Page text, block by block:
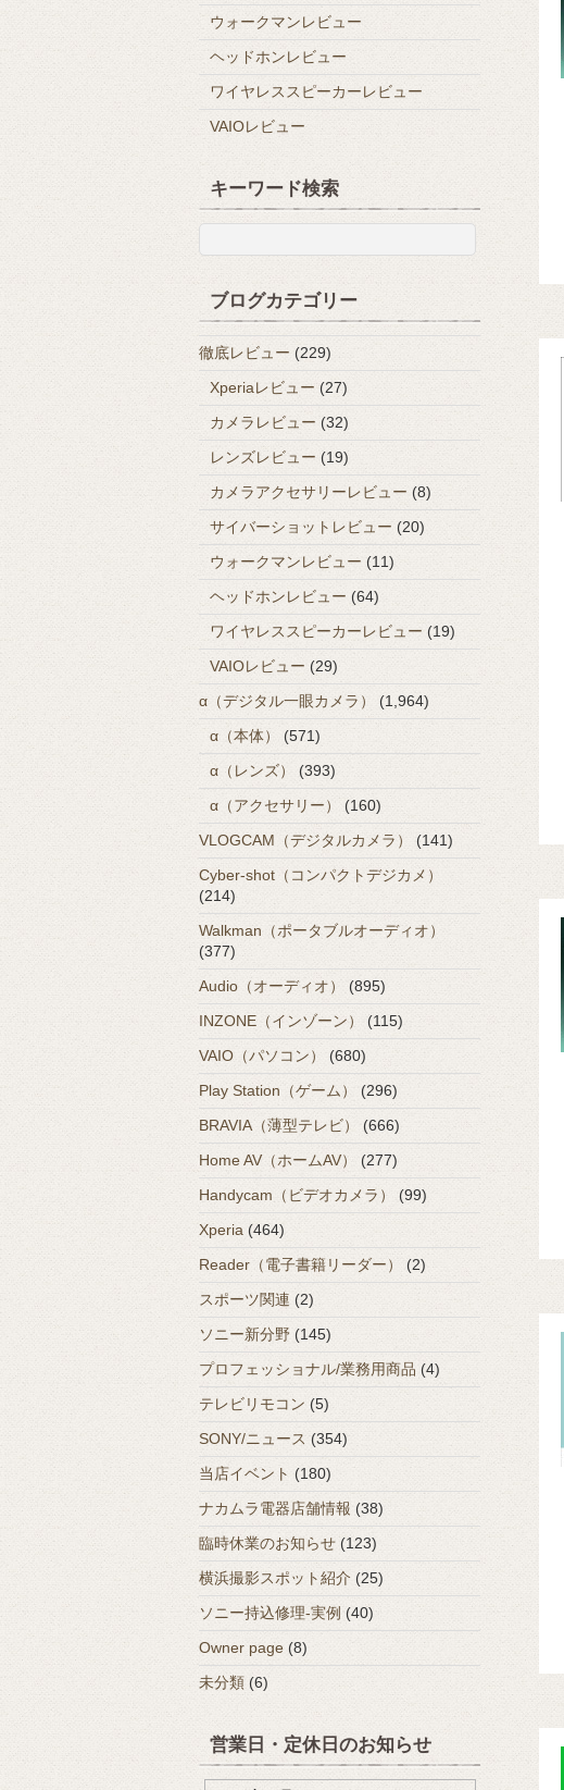
ウォークマンレビュー
ヘッドホンレビュー
ワイヤレススピーカーレビュー
VAIOレビュー
キーワード検索
ブログカテゴリー
徹底レビュー (229)
Xperiaレビュー(27)
カメラレビュー (32)
レンズレビュー (19)
カメラアクセサリーレビュー (8)
サイバーショットレビュー (20)
ウォークマンレビュー (11)
ヘッドホンレビュー (64)
ワイヤレススピーカーレビュー (19)
VAIOレビュー (29)
α（デジタル一眼カメラ）
(1,964)
α（本体）
(571)
α（レンズ）
(393)
α（アクセサリー）
(160)
VLOGCAM（デジタルカメラ）
(141)
Cyber-shot（コンパクトデジカメ）
(214)
Walkman（ポータブルオーディオ）
(377)
Audio（オーディオ）
(895)
INZONE（インゾーン）
(115)
VAIO（パソコン）
(680)
Play Station（ゲーム）
(296)
BRAVIA（薄型テレビ）
(666)
Home AV（ホームAV）
(277)
Handycam（ビデオカメラ）
(99)
Xperia (464)
Reader（電子書籍リーダー）
(2)
スポーツ関連 (2)
ソニー新分野 (145)
プロフェッショナル/業務用商品 (4)
テレビリモコン (5)
SONY/ニュース (354)
当店イベント (180)
ナカムラ電器店舗情報 (38)
臨時休業のお知らせ (123)
横浜撮影スポット紹介 (25)
ソニー持込修理-実例 (40)
Owner page (8)
未分類 (6)
営業日・定休日のお知らせ